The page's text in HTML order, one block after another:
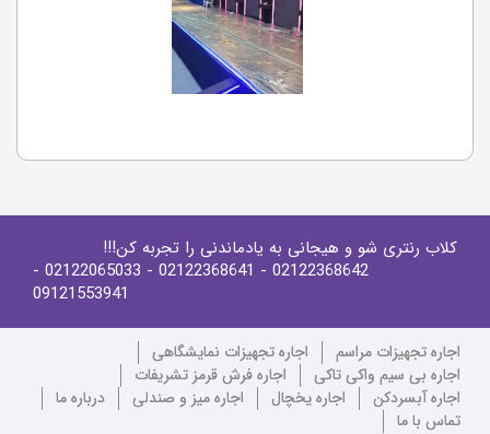
کلاب رنتری شو و هیجانی به یادماندنی را تجربه کن!!!
02122368642
- 02122368641
- 02122065033
-
09121553941
اجاره تجهیزات مراسم
اجاره تجهیزات نمایشگاهی
اجاره بی سیم واکی تاکی
اجاره فرش قرمز تشریفات
اجاره آبسردکن
اجاره یخچال اجاره میز و صندلی
درباره ما
تماس با ما